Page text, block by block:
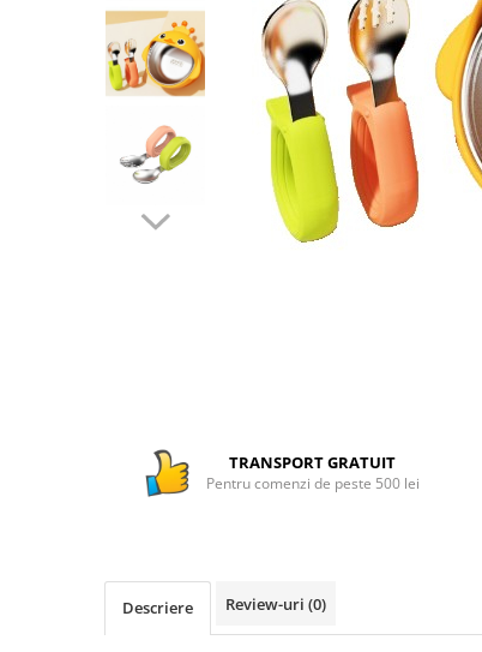
Tablite educative
TRANSPORT GRATUIT
Pentru comenzi de peste 500 lei
Descriere Review-uri (0)